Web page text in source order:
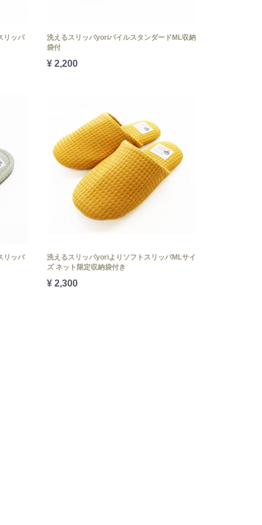
リッパ
洗えるスリッパyoriパイルスタンダードML収納
袋付
¥ 2,200
リッパ
洗えるスリッパyoriよりソフトスリッパMLサイ
ズ ネット限定収納袋付き
¥ 2,300